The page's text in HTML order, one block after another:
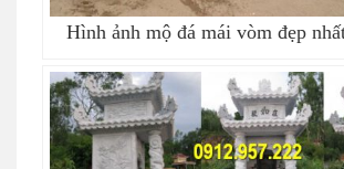
Hình ảnh mộ đá mái vòm đẹp